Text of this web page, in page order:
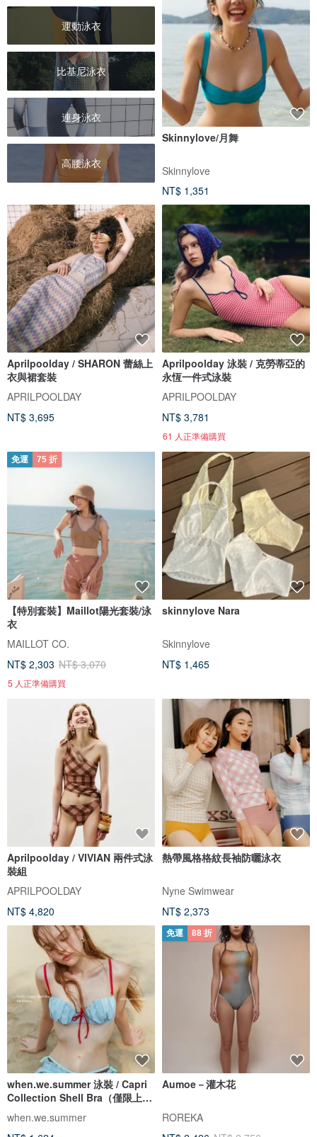
運動泳衣
比基尼泳衣
連身泳衣
高腰泳衣
Skinnylove/月舞
Skinnylove
NT$ 1,351
Aprilpoolday / SHARON 蕾絲上
衣與裙套裝
APRILPOOLDAY
NT$ 3,695
Aprilpoolday 泳裝 / 克勞蒂亞的
永恆一件式泳裝
APRILPOOLDAY
NT$ 3,781
61 人正準備購買
免運 75 折
【特別套裝】Maillot陽光套裝/泳
衣
MAILLOT CO.
NT$ 2,303 NT$ 3,070
5 人正準備購買
skinnylove Nara
Skinnylove
NT$ 1,465
Aprilpoolday / VIVIAN 兩件式泳
裝組
APRILPOOLDAY
NT$ 4,820
熱帶風格格紋長袖防曬泳衣
Nyne Swimwear
NT$ 2,373
when.we.summer 泳裝 / Capri
Collection Shell Bra（僅限上
衣）
when.we.summer
免運 88 折
Aumoe－灌木花
ROREKA